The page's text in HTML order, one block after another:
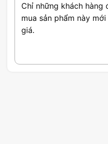
Chỉ những khách hàng
mua sản phẩm này
giá.